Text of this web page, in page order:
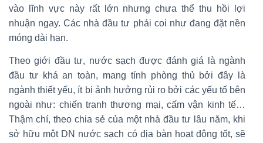
vào lĩnh vực này rất lớn nhưng chưa thể thu hồi lợi
nhuận ngay. Các nhà đầu tư phải coi như đang đặt nền
móng dài hạn.
Theo giới đầu tư, nước sạch được đánh giá là ngành
đầu tư khá an toàn, mang tính phòng thủ bởi đây là
ngành thiết yếu, ít bị ảnh hưởng rủi ro bởi các yếu tố bên
ngoài như: chiến tranh thương mại, cấm vận kinh tế…
Thậm chí, theo chia sẻ của một nhà đầu tư lâu năm, khi
sở hữu một DN nước sạch có địa bàn hoạt động tốt, sẽ